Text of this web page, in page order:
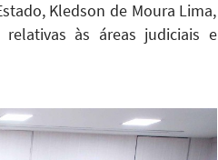
Kledson de Moura Lima,
às áreas judiciais e